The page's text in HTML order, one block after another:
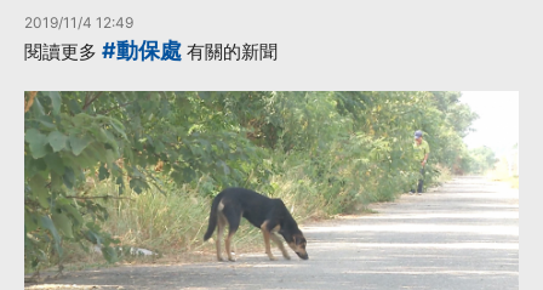
2019/11/4 12:49
閱讀更多 #動保處 有關的新聞